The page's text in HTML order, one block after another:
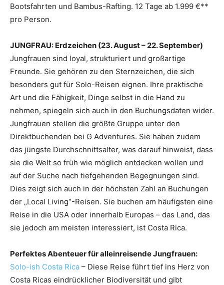
Bootsfahrten und Bambus-Rafting. 12 Tage ab 1.999 €**
pro Person.
JUNGFRAU: Erdzeichen (23. August – 22. September)
Jungfrauen sind loyal, strukturiert und großartige
Freunde. Sie gehören zu den Sternzeichen, die sich
besonders gut für Solo-Reisen eignen. Ihre praktische
Art und die Fähigkeit, Dinge selbst in die Hand zu
nehmen, spiegeln sich auch in den Buchungsdaten wider.
Jungfrauen stellen die größte Gruppe unter den
Direktbuchenden bei G Adventures. Sie haben zudem
das jüngste Durchschnittsalter, was darauf hinweist, dass
sie die Welt so früh wie möglich entdecken wollen und
auf der Suche nach tiefgehenden Begegnungen sind.
Dies zeigt sich auch in der höchsten Zahl an Buchungen
der „Local Living“-Reisen. Sie buchen am häufigsten eine
Reise in die USA oder innerhalb Europas – das Land, das
sie jedoch am meisten interessiert, ist Costa Rica.
Perfektes Abenteuer für alleinreisende Jungfrauen:
Solo-ish Costa Rica – Diese Reise führt tief ins Herz von
Costa Ricas eindrücklicher Biodiversität und gibt